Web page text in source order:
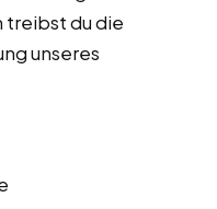
treibst du die
unseres